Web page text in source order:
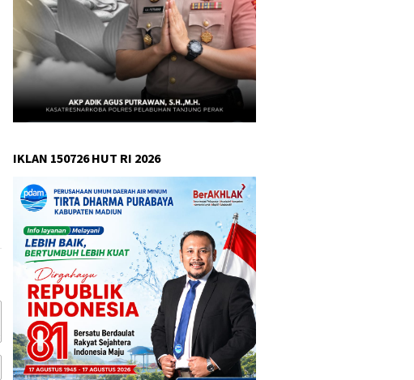
IKLAN 150726 HUT RI 2026